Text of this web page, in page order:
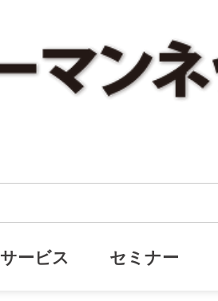
サービス セミナー